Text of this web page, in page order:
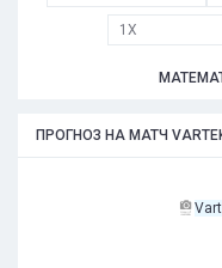
1X
ПРОГНОЗ НА МАТЧ